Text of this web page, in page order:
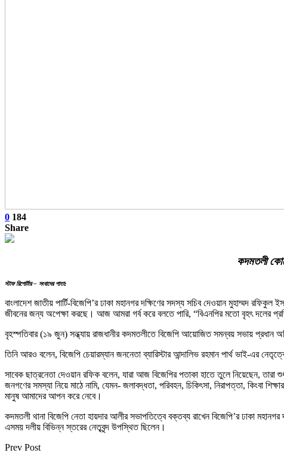
0 184
Share
কদমতলী
স্টাফ রিপোর্টার – সংবাদের পাতা:
বাংলাদেশ জাতীয় পার্টি-বিজেপি’র ঢাকা মহানগর দক্ষিণের সদস্য সচিব দেওয়ান মুহাম্মদ
জীবনের জন্য অপেক্ষা করছে। আজ আমরা গর্ব করে বলতে পারি, “বিএনপির মতো বৃহৎ দলের
বৃহস্পতিবার (১৯ জুন) সন্ধ্যায় রাজধানীর কদমতলীতে বিজেপি আয়োজিত সমন্বয় সভায় প্রধান
তিনি আরও বলেন, বিজেপি চেয়ারম্যান জননেতা ব্যারিস্টার আন্দালিভ রহমান পার্থ ভাই-এর
সাবেক ছাত্রনেতা দেওয়ান রফিক বলেন, যারা আজ বিজেপির পতাকা হাতে তুলে নিয়েছেন,
জনগণের সমস্যা নিয়ে মাঠে নামি, যেমন- জলাবদ্ধতা, পরিবহন, চিকিৎসা, নিরাপত্তা, কিংবা
মানুষ আমাদের আপন করে নেবে।
কদমতলী থানা বিজেপি নেতা হায়দার আলীর সভাপতিত্বে বক্তব্য রাখেন বিজেপি’র ঢাকা
এসময় দলীয় বিভিন্ন স্তরের নেতৃবৃন্দ উপস্থিত ছিলেন।
Prev Post